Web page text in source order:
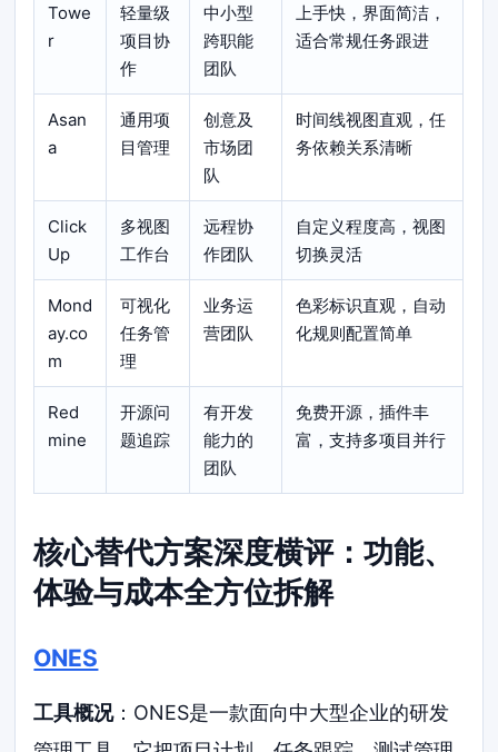
Towe
r
轻量级
项目协
作
中小型
跨职能
团队
上手快，界面简洁，
适合常规任务跟进
Asan
a
通用项
目管理
创意及
市场团
队
时间线视图直观，任
务依赖关系清晰
Click
Up
多视图
工作台
远程协
作团队
自定义程度高，视图
切换灵活
Mond
ay.co
m
可视化
任务管
理
业务运
营团队
色彩标识直观，自动
化规则配置简单
Red
mine
开源问
题追踪
有开发
能力的
团队
免费开源，插件丰
富，支持多项目并行
核心替代方案深度横评：功能、
体验与成本全方位拆解
ONES
工具概况：ONES是一款面向中大型企业的研发